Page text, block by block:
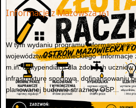
Informacje z Mazowsza 161
W tym wydaniu programu
województwa mazowieckiego "Informacje
m.in. o stypendiach dla zdolnych uczniów
infrastrukturę sportową, dofinansowaniu
planowanej budowie strażnicy OSP...